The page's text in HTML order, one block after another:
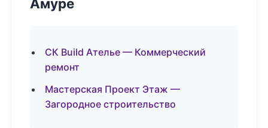
Амуре
СК Build Ателье — Коммерческий
ремонт
Мастерская Проект Этаж —
Загородное строительство